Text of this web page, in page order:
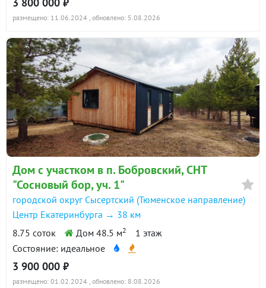
3 800 000 ₽
размещено: 11.06.2024 , обновлено: 5.08.2026
Дом с участком в п. Бобровский, СНТ
"Сосновый бор, уч. 1"
городской округ Сысертский (Тюменское направление)
Центр Екатеринбурга → 38 км
8.75 соток
Дом 48.5 м2
1 этаж
Состояние: идеальное
3 900 000 ₽
размещено: 01.02.2024 , обновлено: 8.08.2026